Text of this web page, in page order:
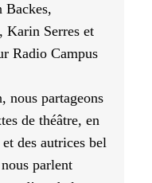
Backes,
Karin Serres et
Radio Campus
nous partageons
de théâtre, en
des autrices bel
parlent